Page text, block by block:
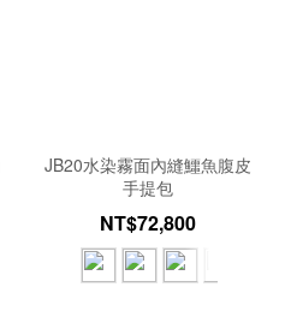
JB20水染霧面內縫鱷魚腹皮
手提包
NT$72,800